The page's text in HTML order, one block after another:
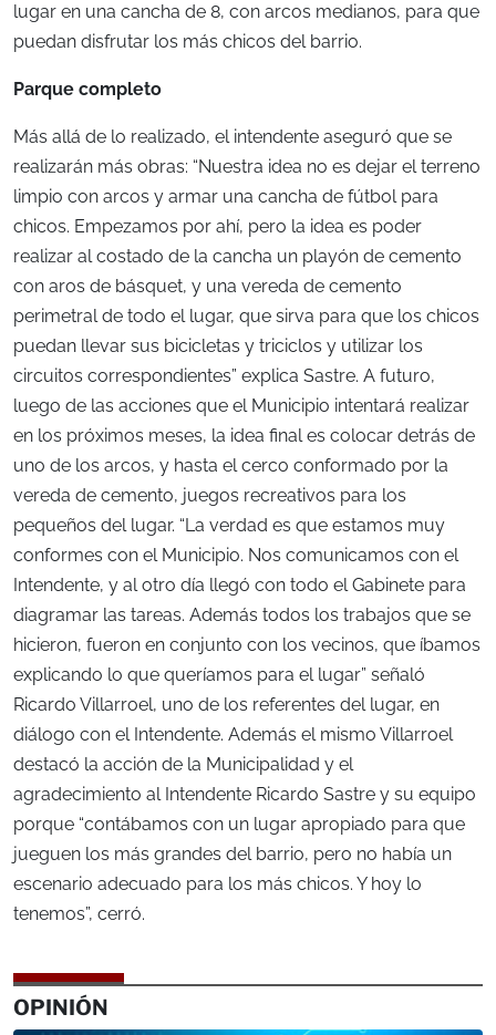
lugar en una cancha de 8, con arcos medianos, para que
puedan disfrutar los más chicos del barrio.
Parque completo
Más allá de lo realizado, el intendente aseguró que se
realizarán más obras: “Nuestra idea no es dejar el terreno
limpio con arcos y armar una cancha de fútbol para
chicos. Empezamos por ahí, pero la idea es poder
realizar al costado de la cancha un playón de cemento
con aros de básquet, y una vereda de cemento
perimetral de todo el lugar, que sirva para que los chicos
puedan llevar sus bicicletas y triciclos y utilizar los
circuitos correspondientes” explica Sastre. A futuro,
luego de las acciones que el Municipio intentará realizar
en los próximos meses, la idea final es colocar detrás de
uno de los arcos, y hasta el cerco conformado por la
vereda de cemento, juegos recreativos para los
pequeños del lugar. “La verdad es que estamos muy
conformes con el Municipio. Nos comunicamos con el
Intendente, y al otro día llegó con todo el Gabinete para
diagramar las tareas. Además todos los trabajos que se
hicieron, fueron en conjunto con los vecinos, que íbamos
explicando lo que queríamos para el lugar” señaló
Ricardo Villarroel, uno de los referentes del lugar, en
diálogo con el Intendente. Además el mismo Villarroel
destacó la acción de la Municipalidad y el
agradecimiento al Intendente Ricardo Sastre y su equipo
porque “contábamos con un lugar apropiado para que
jueguen los más grandes del barrio, pero no había un
escenario adecuado para los más chicos. Y hoy lo
tenemos”, cerró.
OPINIÓN